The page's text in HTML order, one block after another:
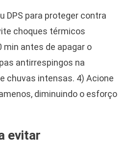
DPS para proteger contra
choques térmicos
min antes de apagar o
antirrespingos na
chuvas intensas. 4) Acione
diminuindo o esforço
evitar